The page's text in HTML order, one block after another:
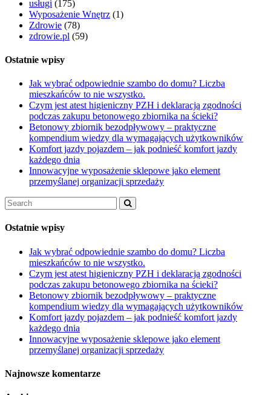
usługi (175)
Wyposażenie Wnętrz (1)
Zdrowie (78)
zdrowie.pl (59)
Ostatnie wpisy
Jak wybrać odpowiednie szambo do domu? Liczba
mieszkańców to nie wszystko.
Czym jest atest higieniczny PZH i deklaracją zgodności
podczas zakupu betonowego zbiornika na ścieki?
Betonowy zbiornik bezodpływowy – praktyczne
kompendium wiedzy dla wymagających użytkowników
Komfort jazdy pojazdem – jak podnieść komfort jazdy
każdego dnia
Innowacyjne wyposażenie sklepowe jako element
przemyślanej organizacji sprzedaży
Ostatnie wpisy
Jak wybrać odpowiednie szambo do domu? Liczba
mieszkańców to nie wszystko.
Czym jest atest higieniczny PZH i deklaracją zgodności
podczas zakupu betonowego zbiornika na ścieki?
Betonowy zbiornik bezodpływowy – praktyczne
kompendium wiedzy dla wymagających użytkowników
Komfort jazdy pojazdem – jak podnieść komfort jazdy
każdego dnia
Innowacyjne wyposażenie sklepowe jako element
przemyślanej organizacji sprzedaży
Najnowsze komentarze